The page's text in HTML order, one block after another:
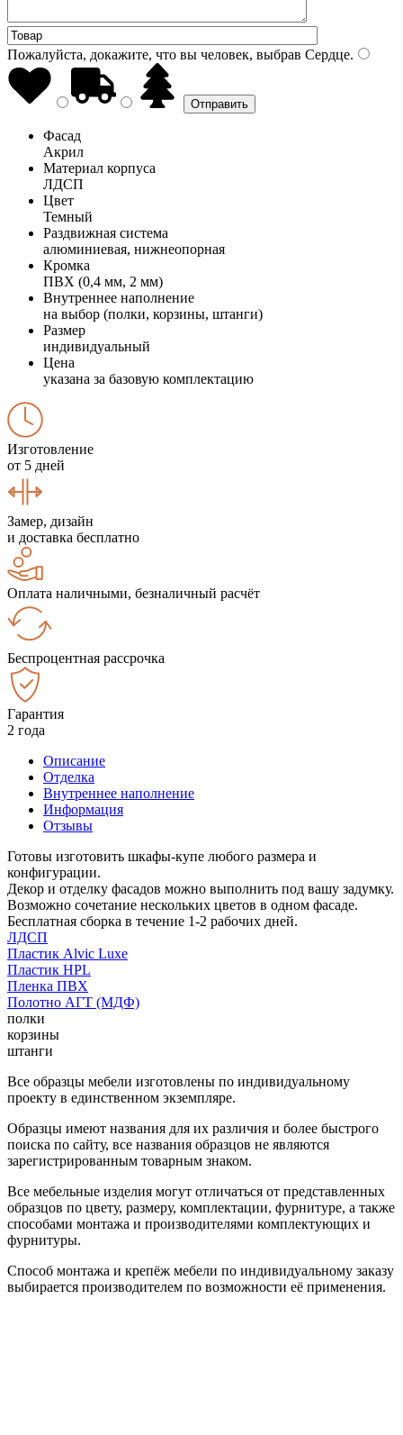
Пожалуйста, докажите, что вы человек, выбрав Сердце.
Фасад
Акрил
Материал корпуса
ЛДСП
Цвет
Темный
Раздвижная система
алюминиевая, нижнеопорная
Кромка
ПВХ (0,4 мм, 2 мм)
Внутреннее наполнение
на выбор (полки, корзины, штанги)
Размер
индивидуальный
Цена
указана за базовую комплектацию
Изготовление
от 5 дней
Замер, дизайн
и доставка бесплатно
Оплата наличными, безналичный расчёт
Беспроцентная рассрочка
Гарантия
2 года
Описание
Отделка
Внутреннее наполнение
Информация
Отзывы
Готовы изготовить шкафы-купе любого размера и
конфигурации.
Декор и отделку фасадов можно выполнить под вашу задумку.
Возможно сочетание нескольких цветов в одном фасаде.
Бесплатная сборка в течение 1-2 рабочих дней.
ЛДСП
Пластик Alvic Luxe
Пластик HPL
Пленка ПВХ
Полотно АГТ (МДФ)
полки
корзины
штанги
Все образцы мебели изготовлены по индивидуальному
проекту в единственном экземпляре.
Образцы имеют названия для их различия и более быстрого
поиска по сайту, все названия образцов не являются
зарегистрированным товарным знаком.
Все мебельные изделия могут отличаться от представленных
образцов по цвету, размеру, комплектации, фурнитуре, а также
способами монтажа и производителями комплектующих и
фурнитуры.
Способ монтажа и крепёж мебели по индивидуальному заказу
выбирается производителем по возможности её применения.